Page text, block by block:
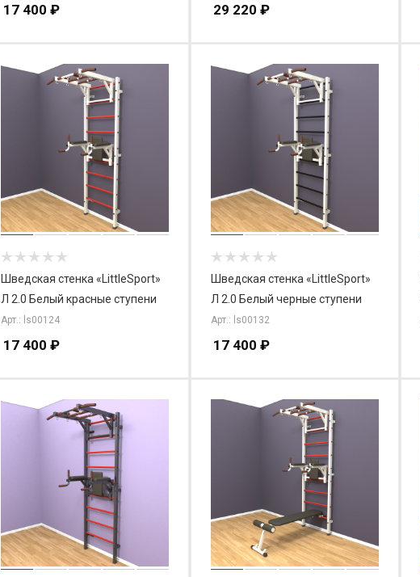
17 400 ₽ 29 220 ₽
Шведская стенка «LittleSport»
Л 2.0 Белый красные ступени
Арт.: ls00124
17 400 ₽
Шведская стенка «LittleSport»
Л 2.0 Белый черные ступени
Арт.: ls00132
17 400 ₽